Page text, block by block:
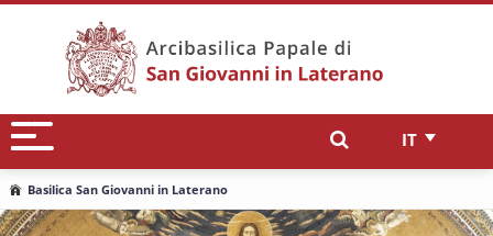
IT
Basilica San Giovanni in Laterano